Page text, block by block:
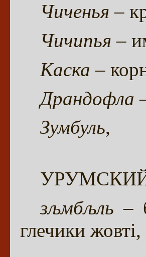
Чиченья –
Чичипья –
Каска –
Драндофла
Зумбуль,
зљмбљль –
глечики